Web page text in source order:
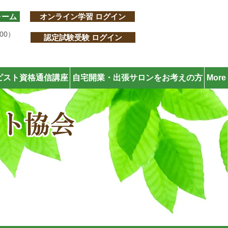
ム
）
オンライン学習 ログイン
認定試験受験 ログイン
スト資格通信講座 自宅開業・出張サロンをお考えの方 More